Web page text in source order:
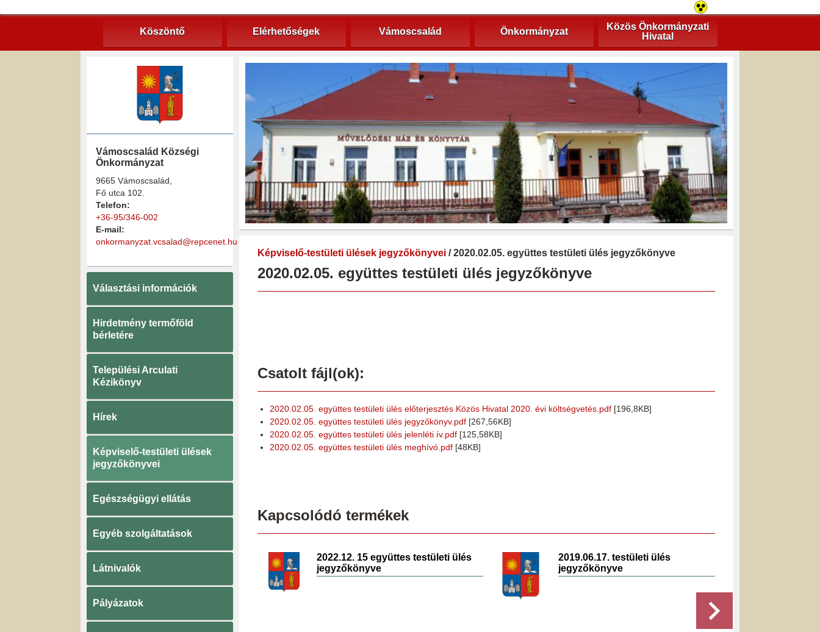
Köszöntő Elérhetőségek Vámoscsalád Önkormányzat
Közös Önkormányzati
Hivatal
Vámoscsalád Községi
Önkormányzat
9665 Vámoscsalád,
Fő utca 102.
Telefon:
+36-95/346-002
E-mail:
onkormanyzat.vcsalad@repcenet.hu
Választási információk
Hirdetmény termőföld
bérletére
Települési Arculati
Kézikönyv
Hírek
Képviselő-testületi ülések
jegyzőkönyvei
Egészségügyi ellátás
Egyéb szolgáltatások
Látnivalók
Pályázatok
Képviselő-testületi ülések jegyzőkönyvei / 2020.02.05. együttes testületi ülés jegyzőkönyve
2020.02.05. együttes testületi ülés jegyzőkönyve
Csatolt fájl(ok):
2020.02.05. együttes testületi ülés előterjesztés Közös Hivatal 2020. évi költségvetés.pdf [196,8KB]
2020.02.05. együttes testületi ülés jegyzőkönyv.pdf [267,56KB]
2020.02.05. együttes testületi ülés jelenléti ív.pdf [125,58KB]
2020.02.05. együttes testületi ülés meghívó.pdf [48KB]
Kapcsolódó termékek
2022.12. 15 együttes testületi ülés
jegyzőkönyve
2019.06.17. testületi ülés
jegyzőkönyve